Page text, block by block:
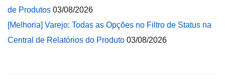
de Produtos 03/08/2026
[Melhoria] Varejo: Todas as Opções no Filtro de Status na
Central de Relatórios do Produto 03/08/2026